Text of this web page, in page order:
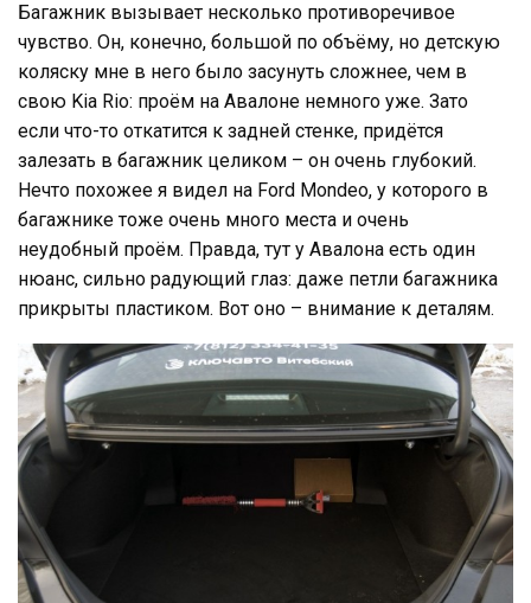
Багажник вызывает несколько противоречивое
чувство. Он, конечно, большой по объёму, но детскую
коляску мне в него было засунуть сложнее, чем в
свою Kia Rio: проём на Авалоне немного уже. Зато
если что-то откатится к задней стенке, придётся
залезать в багажник целиком – он очень глубокий.
Нечто похожее я видел на Ford Mondeo, у которого в
багажнике тоже очень много места и очень
неудобный проём. Правда, тут у Авалона есть один
нюанс, сильно радующий глаз: даже петли багажника
прикрыты пластиком. Вот оно – внимание к деталям.